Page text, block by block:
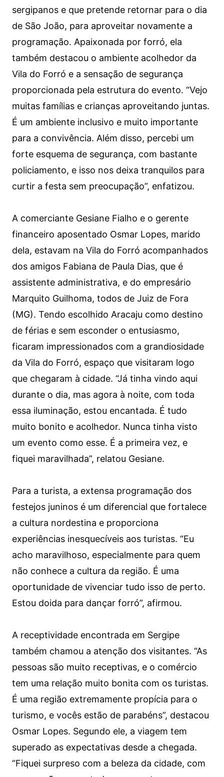
sergipanos e que pretende retornar para o dia
de São João, para aproveitar novamente a
programação. Apaixonada por forró, ela
também destacou o ambiente acolhedor da
Vila do Forró e a sensação de segurança
proporcionada pela estrutura do evento. “Vejo
muitas famílias e crianças aproveitando juntas.
É um ambiente inclusivo e muito importante
para a convivência. Além disso, percebi um
forte esquema de segurança, com bastante
policiamento, e isso nos deixa tranquilos para
curtir a festa sem preocupação”, enfatizou.
A comerciante Gesiane Fialho e o gerente
financeiro aposentado Osmar Lopes, marido
dela, estavam na Vila do Forró acompanhados
dos amigos Fabiana de Paula Dias, que é
assistente administrativa, e do empresário
Marquito Guilhoma, todos de Juiz de Fora
(MG). Tendo escolhido Aracaju como destino
de férias e sem esconder o entusiasmo,
ficaram impressionados com a grandiosidade
da Vila do Forró, espaço que visitaram logo
que chegaram à cidade. “Já tinha vindo aqui
durante o dia, mas agora à noite, com toda
essa iluminação, estou encantada. É tudo
muito bonito e acolhedor. Nunca tinha visto
um evento como esse. É a primeira vez, e
fiquei maravilhada”, relatou Gesiane.
Para a turista, a extensa programação dos
festejos juninos é um diferencial que fortalece
a cultura nordestina e proporciona
experiências inesquecíveis aos turistas. “Eu
acho maravilhoso, especialmente para quem
não conhece a cultura da região. É uma
oportunidade de vivenciar tudo isso de perto.
Estou doida para dançar forró”, afirmou.
A receptividade encontrada em Sergipe
também chamou a atenção dos visitantes. “As
pessoas são muito receptivas, e o comércio
tem uma relação muito bonita com os turistas.
É uma região extremamente propícia para o
turismo, e vocês estão de parabéns”, destacou
Osmar Lopes. Segundo ele, a viagem tem
superado as expectativas desde a chegada.
“Fiquei surpreso com a beleza da cidade, com